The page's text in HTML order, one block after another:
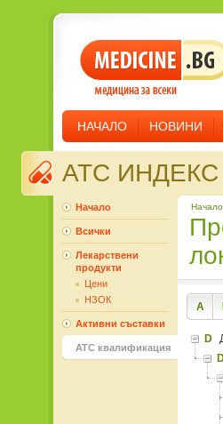
НАЧАЛО НОВИНИ
ATC ИНДЕКС
Начало
Противогъбични средства за
A
D
Начало
Всички
Лекарствени
продукти
Цени
НЗОК
Активни съставки
ATC квалификация